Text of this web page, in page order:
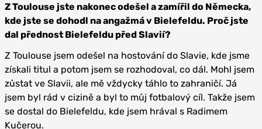
Z Toulouse jste nakonec odešel a zamířil do Německa,
kde jste se dohodl na angažmá v Bielefeldu. Proč jste
dal přednost Bielefeldu před Slavií?
Z Toulouse jsem odešel na hostování do Slavie, kde jsme
získali titul a potom jsem se rozhodoval, co dál. Mohl jsem
zůstat ve Slavii, ale mě vždycky táhlo to zahraničí. Já
jsem byl rád v cizině a byl to můj fotbalový cíl. Takže jsem
se dostal do Bielefeldu, kde jsem hrával s Radimem
Kučerou.